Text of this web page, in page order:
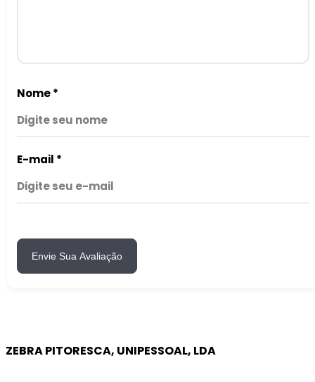
Nome*
E-mail *
Envie Sua Avaliação
ZEBRA PITORESCA, UNIPESSOAL, LDA